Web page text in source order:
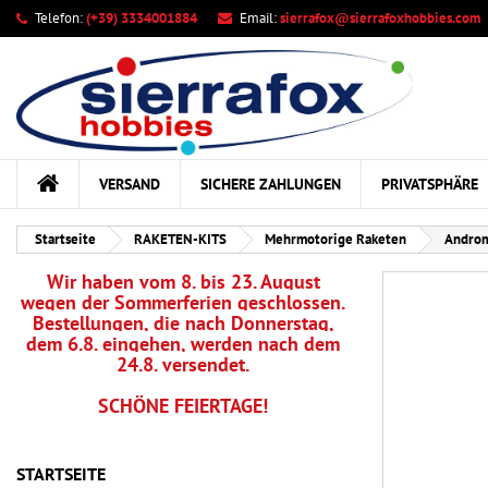
Telefon:(+39) 3334001884 Email:sierrafox@sierrafoxhobbies.com
VERSAND SICHERE ZAHLUNGEN PRIVATSPHÄRE
Startseite RAKETEN-KITS Mehrmotorige Raketen
Wir haben vom 8. bis 23. August
wegen der Sommerferien geschlossen.
Bestellungen, die nach Donnerstag,
dem 6.8. eingehen, werden nach dem
24.8. versendet.
SCHÖNE FEIERTAGE!
STARTSEITE